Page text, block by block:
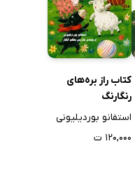
کتاب راز بره‌های
رنگارنگ
استفانو بوردیلیونی
۱۲۰,۰۰۰ ت